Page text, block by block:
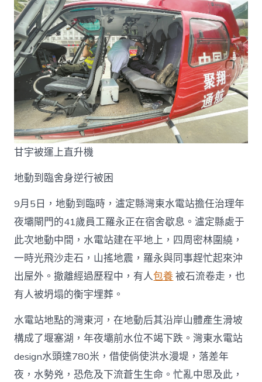
甘宇被運上直升機
地動到臨舍身逆行被困
9月5日，地動到臨時，瀘定縣灣東水電站擔任治理年
夜壩閘門的41歲員工羅永正在宿舍歇息。瀘定縣處于
此次地動中間，水電站建在平地上，四周密林圍繞，
一時光飛沙走石，山搖地震，羅永與同事趕忙起來沖
出屋外。撤離經過歷程中，有人包養 被石流卷走，也
有人被坍塌的衡宇埋葬。
水電站地點的灣東河，在地動后其沿岸山體產生滑坡
構成了堰塞湖，年夜壩前水位不竭下跌。灣東水電站
design水頭達780米，借使倘使洪水漫堤，落差年
夜，水勢兇，恐危及下流蒼生生命。忙亂中思及此，